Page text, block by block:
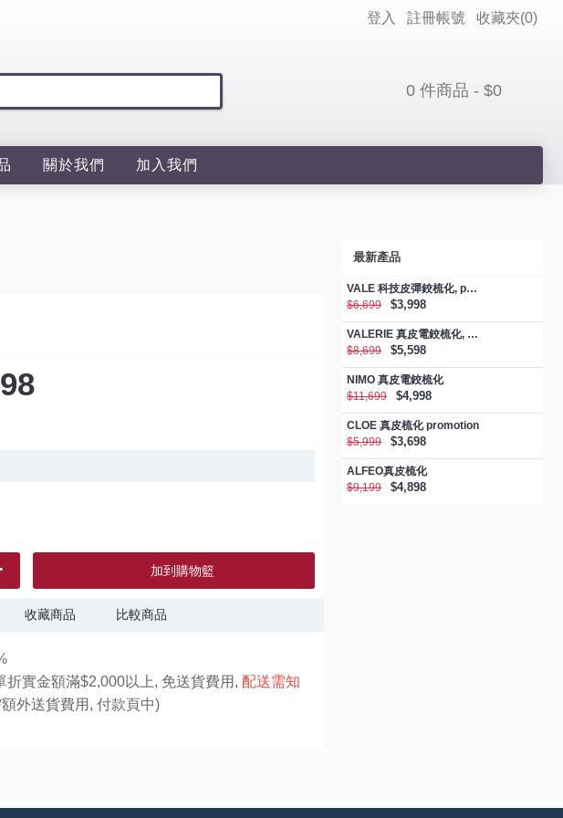
登入 註冊帳號 收藏夾(0)
0 件商品 - $0
關於我們 加入我們
最新產品
VALE 科技皮彈鉸梳化, promotion
$6,699
$3,998
VALERIE 真皮電鉸梳化, promotion
$8,699
$5,598
NIMO 真皮電鉸梳化
$11,699
$4,998
CLOE 真皮梳化 promotion
$5,999
$3,698
ALFEO真皮梳化
$9,199
$4,898
加到購物籃
收藏商品 比較商品
折實金額滿$2,000以上, 免送貨費用, 配送需知
外送貨費用, 付款頁中)